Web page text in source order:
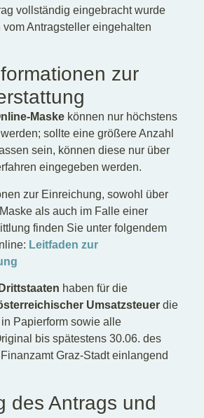
vollständig eingebracht wurde
vom Antragsteller eingehalten
zur
Maske können nur höchstens
sollte eine größere Anzahl
sein, können diese nur über
eingegeben werden.
zur Einreichung, sowohl über
als auch im Falle einer
finden Sie unter folgendem
Leitfaden zur
Drittstaaten haben für die
Umsatzsteuer die
Papierform sowie alle
bis spätestens 30.06. des
Graz-Stadt einlangend
des Antrags und